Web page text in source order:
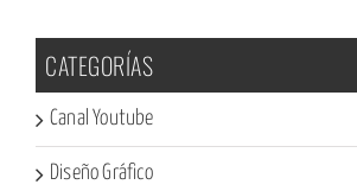
CATEGORÍAS
Canal Youtube
Diseño Gráfico